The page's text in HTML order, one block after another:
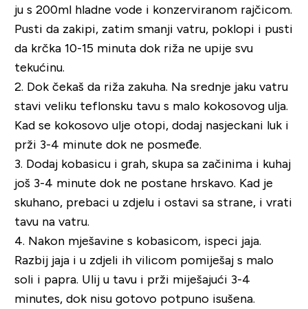
ju s 200ml hladne vode i konzerviranom rajčicom.
Pusti da zakipi, zatim smanji vatru, poklopi i pusti
da krčka 10-15 minuta dok riža ne upije svu
tekućinu.
2. Dok čekaš da riža zakuha. Na srednje jaku vatru
stavi veliku teflonsku tavu s malo kokosovog ulja.
Kad se kokosovo ulje otopi, dodaj nasjeckani luk i
prži 3-4 minute dok ne posmeđe.
3. Dodaj kobasicu i grah, skupa sa začinima i kuhaj
još 3-4 minute dok ne postane hrskavo. Kad je
skuhano, prebaci u zdjelu i ostavi sa strane, i vrati
tavu na vatru.
4. Nakon mješavine s kobasicom, ispeci jaja.
Razbij jaja i u zdjeli ih vilicom pomiješaj s malo
soli i papra. Ulij u tavu i prži miješajući 3-4
minutes, dok nisu gotovo potpuno isušena.